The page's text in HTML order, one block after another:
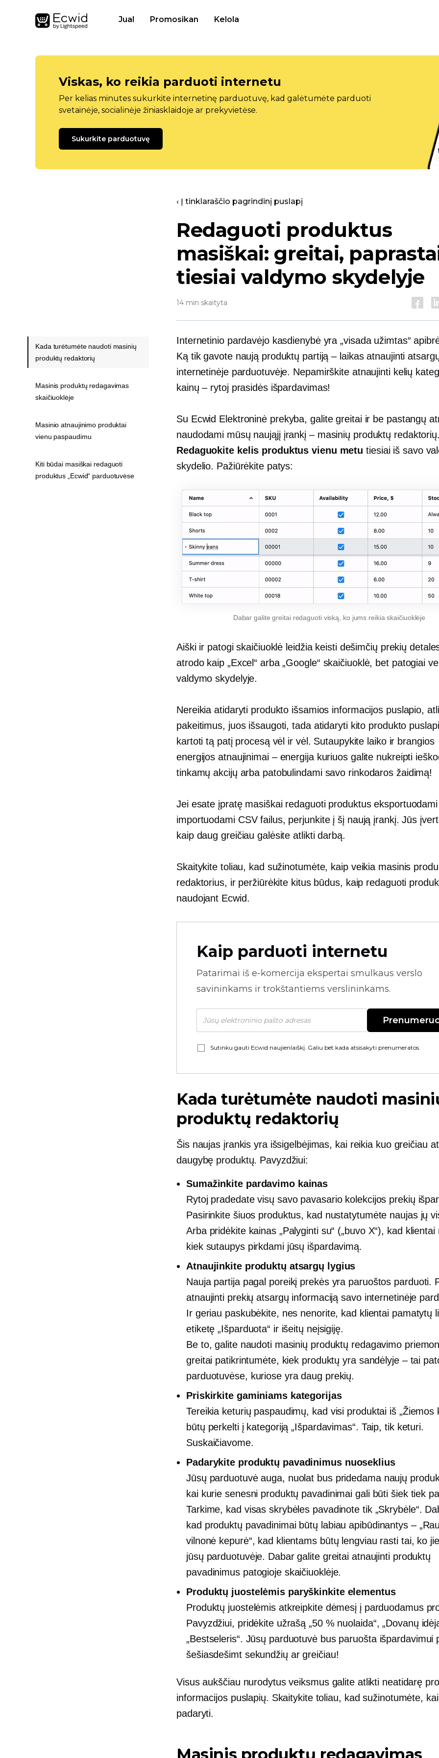
Jual Promosikan Kelola
Viskas, ko reikia parduoti internetu
Per kelias minutes sukurkite internetinę parduotuvę, kad galėtumėte parduoti
svetainėje, socialinėje žiniasklaidoje ar prekyvietėse.
Sukurkite parduotuvę
‹ Į tinklaraščio pagrindinį puslapį
Redaguoti produktus
masiškai: greitai,
tiesiai valdymo skydelyje
14 min skaityta
Internetinio pardavėjo kasdienybė yra „visada užimtas“
Ką tik gavote naują produktų partiją – laikas atnaujinti
internetinėje parduotuvėje. Nepamirškite atnaujinti kelių
kainų – rytoj prasidės išpardavimas!
Su Ecwid Elektroninė prekyba, galite greitai ir be pastangų
naudodami mūsų naująjį įrankį – masinių produktų redaktorių.
Redaguokite kelis produktus vienu metu tiesiai iš savo
skydelio. Pažiūrėkite patys:
Dabar galite greitai redaguoti viską, ko jums reikia skaičiuoklėje
Aiški ir patogi skaičiuoklė leidžia keisti dešimčių prekių
atrodo kaip „Excel“ arba „Google“ skaičiuoklė, bet patogiai
valdymo skydelyje.
Nereikia atidaryti produkto išsamios informacijos puslapio,
pakeitimus, juos išsaugoti, tada atidaryti kito produkto
kartoti tą patį procesą vėl ir vėl. Sutaupykite laiko ir brangios
energijosatnaujinimai – energijakuriuos galite nukreipti
tinkamų akcijų arba patobulindami savo rinkodaros žaidimą!
Jei esate įpratę masiškai redaguoti produktus
importuodami CSV failus, perjunkite į šį naują įrankį. Jūs
kaip daug greičiau galėsite atlikti darbą.
Skaitykite toliau, kad sužinotumėte, kaip veikia masinis
redaktorius, ir peržiūrėkite kitus būdus, kaip redaguoti
naudojant Ecwid.
Kaip parduoti internetu
Patarimai iš e-komercija ekspertai smulkaus verslo
savininkams ir trokštantiems verslininkams.
Sutinku gauti Ecwid naujienlaiškį. Galiu bet kada atsisakyti prenumeratos.
Kada turėtumėte naudoti
produktų redaktorių
Šis naujas įrankis yra išsigelbėjimas, kai reikia kuo greičiau
daugybę produktų. Pavyzdžiui:
Sumažinkite pardavimo kainas
Rytoj pradedate visų savo pavasario kolekcijos prekių
Pasirinkite šiuos produktus, kad nustatytumėte naujas jų
Arba pridėkite kainas „Palyginti su“ („buvo X“), kad klientai
kiek sutaupys pirkdami jūsų išpardavimą.
Atnaujinkite produktų atsargų lygius
Nauja partija pagal poreikį prekės yra paruoštos parduoti.
atnaujinti prekių atsargų informaciją savo internetinėje
Ir geriau paskubėkite, nes nenorite, kad klientai pamatytų
etiketę „Išparduota“ ir išeitų neįsigiję.
Be to, galite naudoti masinių produktų redagavimo
greitai patikrintumėte, kiek produktų yra sandėlyje – tai
parduotuvėse, kuriose yra daug prekių.
Priskirkite gaminiams kategorijas
Tereikia keturių paspaudimų, kad visi produktai iš „Žiemos
būtų perkelti į kategoriją „Išpardavimas“. Taip, tik keturi.
Suskaičiavome.
Padarykite produktų pavadinimus nuoseklius
Jūsų parduotuvė auga, nuolat bus pridedama naujų
kai kurie senesni produktų pavadinimai gali būti šiek tiek
Tarkime, kad visas skrybėles pavadinote tik „Skrybėle“.
kad produktų pavadinimai būtų labiau apibūdinantys –
vilnonė kepurė“, kad klientams būtų lengviau rasti tai, ko
jūsų parduotuvėje. Dabar galite greitai atnaujinti produktų
pavadinimus patogioje skaičiuoklėje.
Produktų juostelėmis paryškinkite elementus
Produktų juostelėmis atkreipkite dėmesį į parduodamus
Pavyzdžiui, pridėkite užrašą „50 % nuolaida“, „Dovanų
„Bestseleris“. Jūsų parduotuvė bus paruošta išpardavimui
šešiasdešimt sekundžių ar greičiau!
Visus aukščiau nurodytus veiksmus galite atlikti neatidarę
informacijos puslapių. Skaitykite toliau, kad sužinotumėte,
padaryti.
Kada turėtumėte naudoti masinių
produktų redaktorių
Masinis produktų redagavimas
skaičiuoklėje
Masinio atnaujinimo produktai
vienu paspaudimu
Kiti būdai masiškai redaguoti
produktus „Ecwid“ parduotuvėse